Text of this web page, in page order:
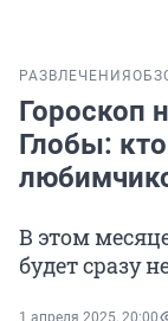
РАЗВЛЕЧЕНИЯ
Гороскоп
Глобы:
В этом
будет сразу
1 апреля 2025, 20:00